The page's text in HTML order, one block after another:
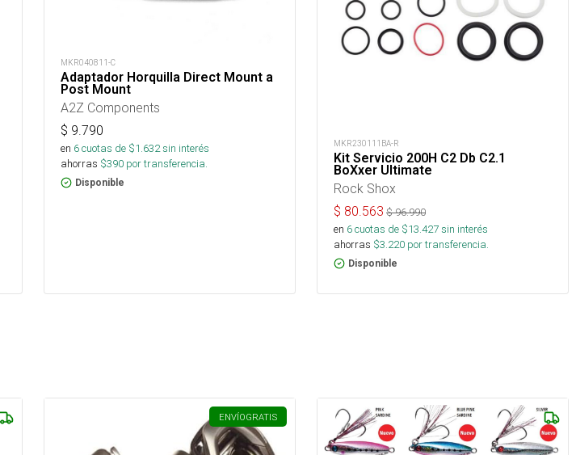
MKR040811-C
Adaptador Horquilla Direct Mount a
Post Mount
A2Z Components
$ 9.790
en 6cuotas de $1.632sin interés
ahorras $390 por transferencia.
Disponible
MKR230111BA-R
Kit Servicio 200H C2 Db C2.1
BoXxer Ultimate
Rock Shox
$ 80.563 $96.990
en 6cuotas de $13.427sin interés
ahorras $3.220 por transferencia.
Disponible
ENVÍOGRATIS